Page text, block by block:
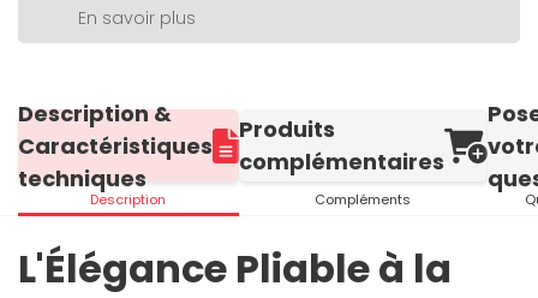
En savoir plus
Description &
Caractéristiques
techniques
Description
Produits
complémentaires
Compléments
L'Élégance Pliable à la